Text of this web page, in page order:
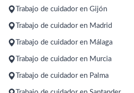
Trabajo de cuidador en Gijón
Trabajo de cuidador en Madrid
Trabajo de cuidador en Málaga
Trabajo de cuidador en Murcia
Trabajo de cuidador en Palma